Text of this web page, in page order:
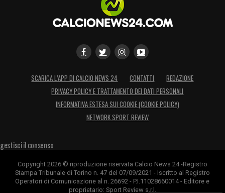
cerca ancora Frese. Chiude Coco in angolo,
sembra comunque questo lo schema dei
avversaria. Bernede serve Nelsson con un
scivola e lascia Simeone davanti a Montipò
1′ – Il match è iniziato
LA PLAYLIST DELLE NOSTRE TOP NEWS
SCARICA L’APP DI CALCIO NEWS 24 CONTATTI
REDAZIONE
PRIVACY POLICY E TRATTAMENTO DEI DATI PERSONALI
INFORMATIVA ESTESA SUI COOKIE (COOKIE POLICY)
NETWORK SPORT REVIEW
gestisci il consenso
Copyright 2026 © riproduzione riservata Calcio News 24 -Registro
Stampa Tribunale di Torino n. 47 del 07/09/2021 - Iscritto al Registro
Operatori di Comunicazione al n. 26692 - P.I.11028660014 - Editore e
proprietario: Sport Review s.r.l.